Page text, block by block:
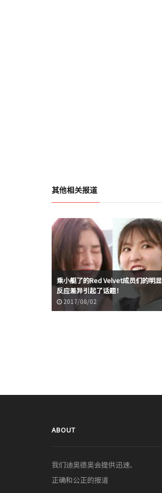
其他相关报道
乘小艇了的Red Velvet成员们的明
反应差异引起了话题！
2017/08/02
ABOUT
我们迪奥德奥会提供迅速、
正确和公正的报道